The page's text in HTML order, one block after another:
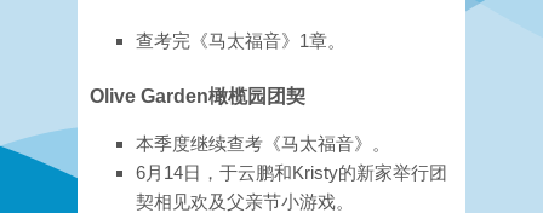
查考完《马太福音》1章。
Olive Garden橄榄园团契
本季度继续查考《马太福音》。
6月14日，于云鹏和Kristy的新家举行团
契相见欢及父亲节小游戏。